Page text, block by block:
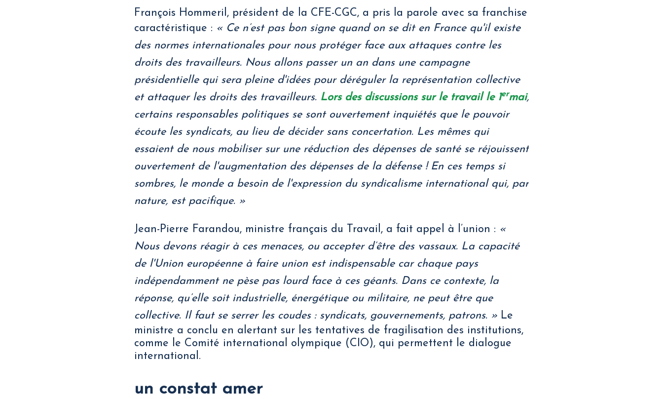
François Hommeril, président de la CFE-CGC, a pris la parole avec sa franchise
caractéristique : « Ce n’est pas bon signe quand on se dit en France qu'il existe
des normes internationales pour nous protéger face aux attaques contre les
droits des travailleurs. Nous allons passer un an dans une campagne
présidentielle qui sera pleine d'idées pour déréguler la représentation collective
et attaquer les droits des travailleurs. Lors des discussions sur le travail le 1ermai,
certains responsables politiques se sont ouvertement inquiétés que le pouvoir
écoute les syndicats, au lieu de décider sans concertation. Les mêmes qui
essaient de nous mobiliser sur une réduction des dépenses de santé se réjouissent
ouvertement de l'augmentation des dépenses de la défense ! En ces temps si
sombres, le monde a besoin de l'expression du syndicalisme international qui, par
nature, est pacifique. »
Jean-Pierre Farandou, ministre français du Travail, a fait appel à l’union : «
Nous devons réagir à ces menaces, ou accepter d’être des vassaux. La capacité
de l'Union européenne à faire union est indispensable car chaque pays
indépendamment ne pèse pas lourd face à ces géants. Dans ce contexte, la
réponse, qu’elle soit industrielle, énergétique ou militaire, ne peut être que
collective. Il faut se serrer les coudes : syndicats, gouvernements, patrons. » Le
ministre a conclu en alertant sur les tentatives de fragilisation des institutions,
comme le Comité international olympique (CIO), qui permettent le dialogue
international.
un constat amer